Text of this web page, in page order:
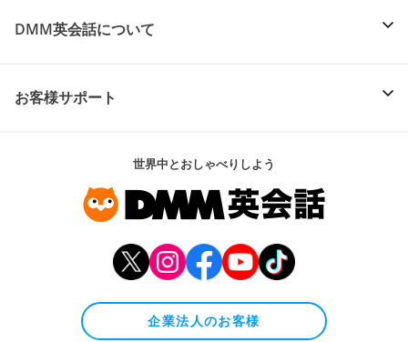
DMM英会話について
お客様サポート
世界中とおしゃべりしよう
企業法人のお客様